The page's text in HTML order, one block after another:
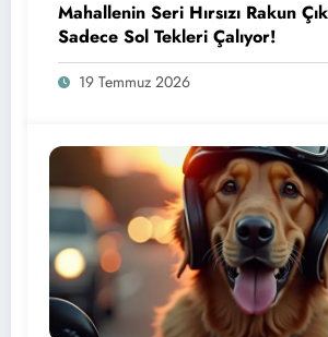
Mahallenin Seri Hırsızı Rakun
Sadece Sol Tekleri Çalıyor!
19 Temmuz 2026